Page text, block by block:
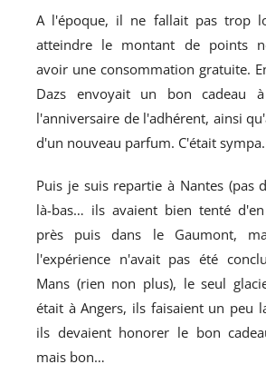
A l'époque, il ne fallait pas trop
atteindre le montant de points
avoir une consommation gratuite.
Dazs envoyait un bon cadeau
l'anniversaire de l'adhérent, ainsi
d'un nouveau parfum. C'était sympa.
Puis je suis repartie à Nantes (pas
là-bas… ils avaient bien tenté
près puis dans le Gaumont,
l'expérience n'avait pas été
Mans (rien non plus), le seul
était à Angers, ils faisaient un peu
ils devaient honorer le bon
mais bon…